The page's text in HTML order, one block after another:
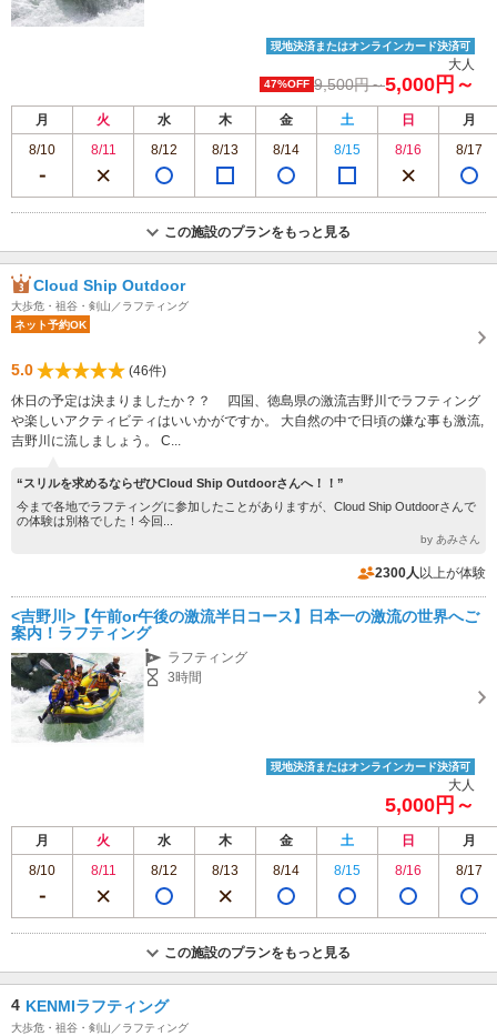
現地決済またはオンラインカード決済可
大人
47%OFF 9,500円～5,000円～
月 火 水 木 金 土 日
月
8/10
8/11 8/12 8/13 8/14 8/15 8/16 8/17
この施設のプランをもっと見る
Cloud Ship Outdoor
大歩危・祖谷・剣山／ラフティング
ネット予約OK
5.0
(46件)
休日の予定は決まりましたか？？ 四国、徳島県の激流吉野川でラフティング
や楽しいアクティビティはいいかがですか。 大自然の中で日頃の嫌な事も激流,
吉野川に流しましょう。 C...
“スリルを求めるならぜひCloud Ship Outdoorさんへ！！”
今まで各地でラフティングに参加したことがありますが、Cloud Ship Outdoorさんで
の体験は別格でした！今回...
by あみさん
2300人 以上が体験
<吉野川>【午前or午後の激流半日コース】日本一の激流の世界へご
案内！ラフティング
ラフティング
3時間
現地決済またはオンラインカード決済可
大人
5,000円～
月 火 水 木 金 土 日
月
8/10
8/11 8/12 8/13 8/14 8/15 8/16 8/17
この施設のプランをもっと見る
4 KENMIラフティング
大歩危・祖谷・剣山／ラフティング